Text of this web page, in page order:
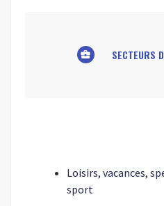
business_center SECTEURS
Loisirs, vacances,
sport